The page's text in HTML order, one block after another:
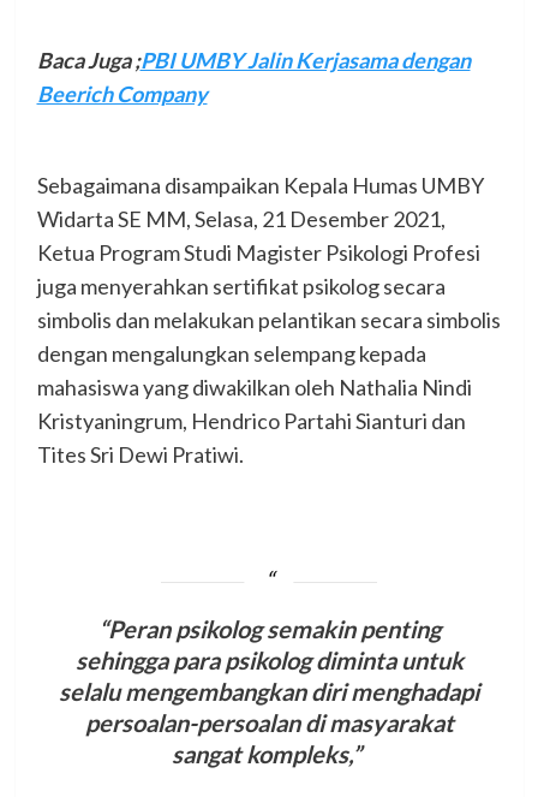
Baca Juga;PBI UMBY Jalin Kerjasama dengan
Beerich Company
Sebagaimana disampaikan Kepala Humas UMBY
Widarta SE MM, Selasa, 21 Desember 2021,
Ketua Program Studi Magister Psikologi Profesi
juga menyerahkan sertifikat psikolog secara
simbolis dan melakukan pelantikan secara simbolis
dengan mengalungkan selempang kepada
mahasiswa yang diwakilkan oleh Nathalia Nindi
Kristyaningrum, Hendrico Partahi Sianturi dan
Tites Sri Dewi Pratiwi.
“Peran psikolog semakin penting
sehingga para psikolog diminta untuk
selalu mengembangkan diri menghadapi
persoalan-persoalan di masyarakat
sangat kompleks,”